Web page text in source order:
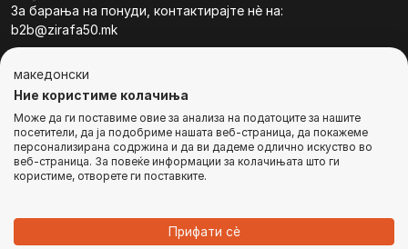
ИЗВЕСТЕТЕ МЕ
За барања на понуди, контактирајте нѐ на:
b2b@zirafa50.mk
© Сите права се задржани
македонски
Ние користиме колачиња
Може да ги поставиме овие за анализа на податоците за нашите
посетители, да ја подобриме нашата веб-страница, да покажеме
персонализирана содржина и да ви дадеме одлично искуство во
веб-страница. За повеќе информации за колачињата што ги
користиме, отворете ги поставките.
Прифати сѐ